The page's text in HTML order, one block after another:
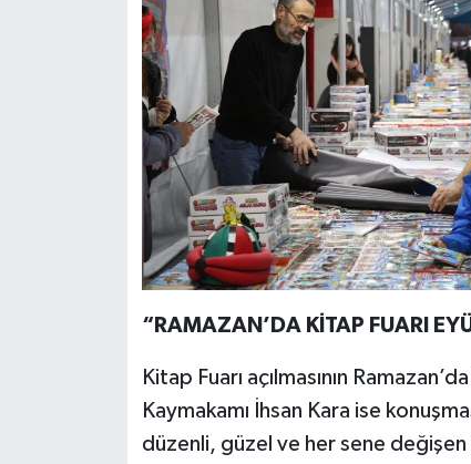
“RAMAZAN’DA KİTAP FUARI
Kitap Fuarı açılmasının
Kaymakamı İhsan Kara ise
düzenli, güzel ve her sene değişen